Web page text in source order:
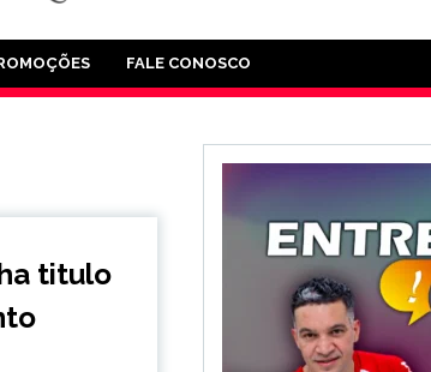
FALE CONOSCO
titulo